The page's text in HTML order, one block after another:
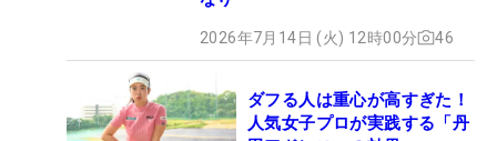
2026年7月14日 (火) 12時00分 46
ダフる人は重心が高すぎた！
人気女子プロが実践する「丹